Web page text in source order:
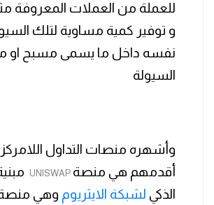
للعملة من العملات المعروفة
و توفير كمية مساوية لتلك
نفسه داخل ما يسمى مسبح او
السيولة
وأشهره منصات التداول
أقدمهم هي منصة UNISWAP
الذكي لشبكة الايثريوم وهي منصة